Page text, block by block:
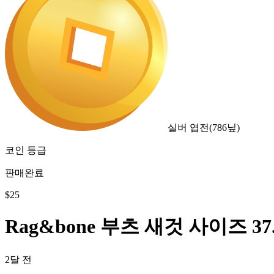
실버 엽전(786닢)
코인 등급
판매완료
$25
Rag&bone 부츠 새것 사이즈
2달 전